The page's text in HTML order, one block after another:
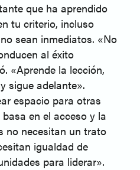
que ha aprendido
tu criterio, incluso
sean inmediatos. «No
al éxito
«Aprende la lección,
sigue adelante».
espacio para otras
en el acceso y la
no necesitan un trato
igualdad de
para liderar».